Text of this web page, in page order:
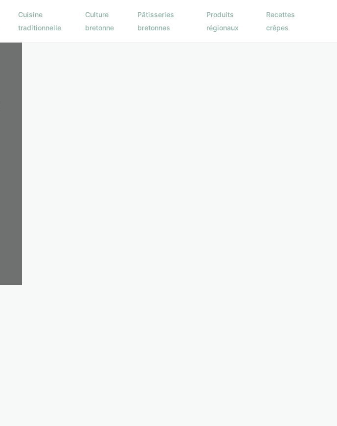
Cuisine
traditionnelle
Culture
bretonne
Pâtisseries
bretonnes
Produits
régionaux
Recettes
crêpes